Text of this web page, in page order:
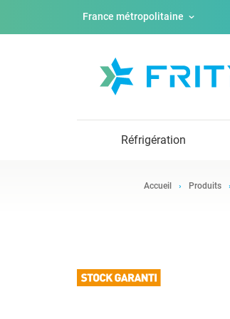
France métropolitaine
Réfrigération
Accueil Produits